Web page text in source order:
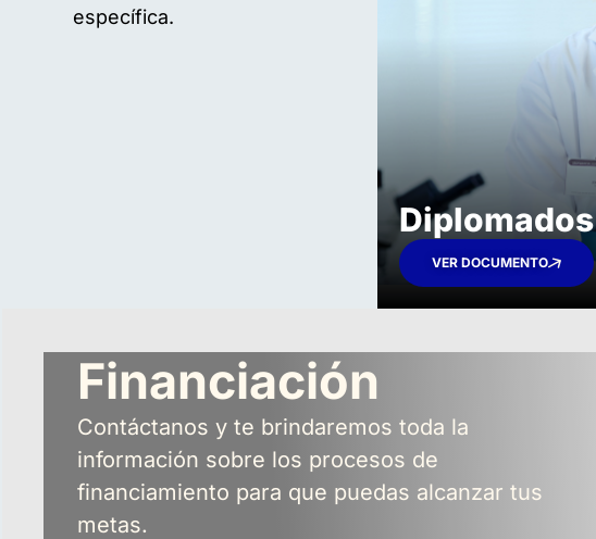
específica.
Diplomados​
VER DOCUMENTO
Financiación
Contáctanos y te brindaremos toda la
información sobre los procesos de
financiamiento para que puedas alcanzar tus
metas.